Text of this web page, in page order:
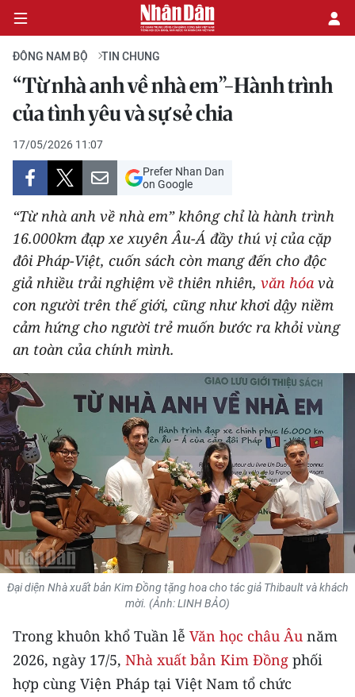
CHÍNH TRỊ
KINH TẾ
VĂN HÓA
XÃ HỘI
PHÁP LUẬT
DU LỊCH
THẾ GIỚI
THỂ THAO
GIÁO DỤC
Y TẾ
KHOA HỌC - CÔNG NGHỆ
MÔI TRƯỜNG
BẠN ĐỌC
KIỂM CHỨNG THÔNG TIN
TRI THỨC CHUYÊN SÂU
54 DÂN TỘC VIỆT NAM
ĐÔNG NAM BỘ TIN CHUNG
“Từ nhà anh về nhà em”-Hành trình
của tình yêu và sự sẻ chia
17/05/2026 11:07
Prefer Nhan Dan
on Google
“Từ nhà anh về nhà em” không chỉ là hành trình
16.000km đạp xe xuyên Âu-Á đầy thú vị của cặp
đôi Pháp-Việt, cuốn sách còn mang đến cho độc
giả nhiều trải nghiệm về thiên nhiên, văn hóa và
con người trên thế giới, cũng như khơi dậy niềm
cảm hứng cho người trẻ muốn bước ra khỏi vùng
an toàn của chính mình.
Đại diện Nhà xuất bản Kim Đồng tặng hoa cho tác giả Thibault và khách
mời. (Ảnh: LINH BẢO)
Trong khuôn khổ Tuần lễ Văn học châu Âu năm
2026, ngày 17/5, Nhà xuất bản Kim Đồng phối
hợp cùng Viện Pháp tại Việt Nam tổ chức